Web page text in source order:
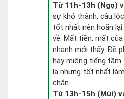
Từ 11h-13h (Ngọ)
sự khó thành, cầu
tốt nhất nên hoãn
về. Mất tiền, mất
nhanh mới thấy. Đề
hay miệng tiếng tầm
la nhưng tốt nhất
chắn.
Từ 13h-15h (Mùi)